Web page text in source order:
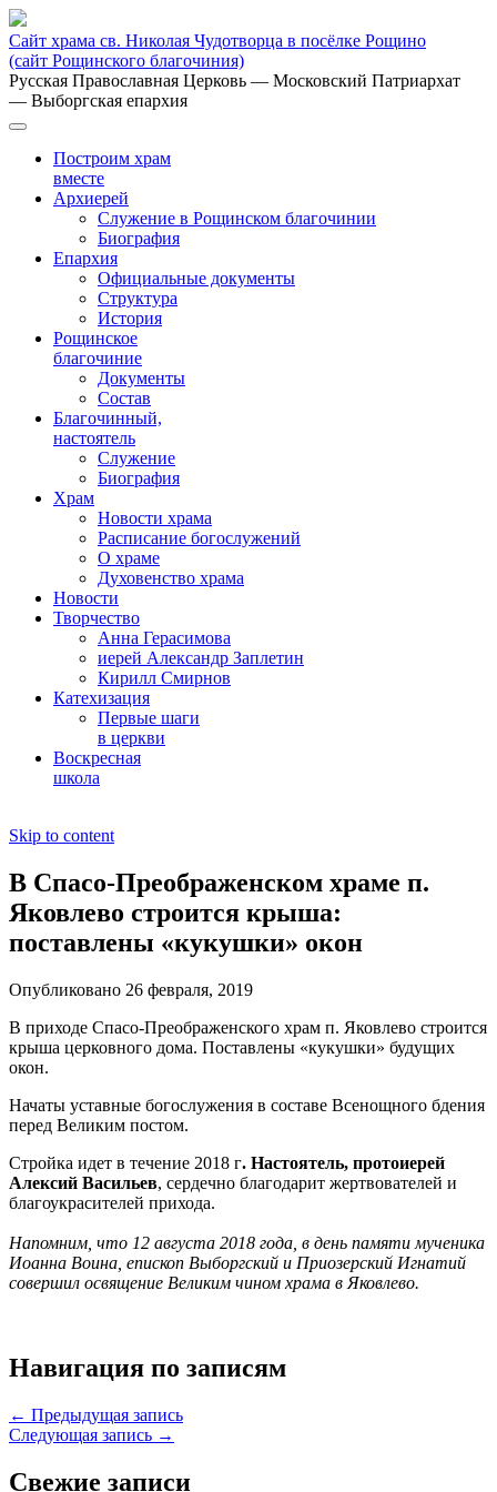
Сайт храма св. Николая Чудотворца в посёлке Рощино
(сайт Рощинского благочиния)
Русская Православная Церковь — Московский Патриархат
— Выборгская епархия
Построим храм
вместе
Архиерей
Служение в Рощинском благочинии
Биография
Епархия
Официальные документы
Структура
История
Рощинское
благочиние
Документы
Состав
Благочинный,
настоятель
Служение
Биография
Храм
Новости храма
Расписание богослужений
О храме
Духовенство храма
Новости
Творчество
Анна Герасимова
иерей Александр Заплетин
Кирилл Смирнов
Катехизация
Первые шаги
в церкви
Воскресная
школа
Skip to content
В Спасо-Преображенском храме п.
Яковлево строится крыша:
поставлены «кукушки» окон
Опубликовано 26 февраля, 2019
В приходе Спасо-Преображенского храм п. Яковлево строится
крыша церковного дома. Поставлены «кукушки» будущих
окон.
Начаты уставные богослужения в составе Всенощного бдения
перед Великим постом.
Стройка идет в течение 2018 г. Настоятель, протоиерей
Алексий Васильев, сердечно благодарит жертвователей и
благоукрасителей прихода.
Напомним, что 12 августа 2018 года, в день памяти мученика
Иоанна Воина, епископ Выборгский и Приозерский Игнатий
совершил освящение Великим чином храма в Яковлево.
Навигация по записям
← Предыдущая запись
Следующая запись →
Свежие записи